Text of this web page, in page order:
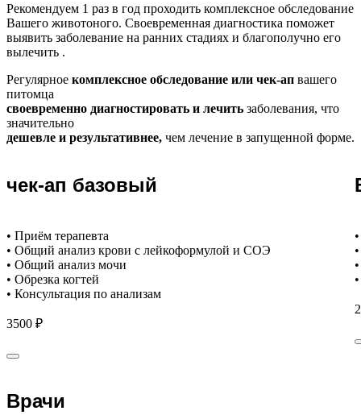
Рекомендуем 1 раз в год проходить комплексное обследование
Вашего животоного. Своевременная диагностика поможет
выявить заболевание на ранних стадиях и благополучно его
вылечить .
Регулярное комплексное обследование или чек-ап вашего
питомца
своевременно диагностировать и лечить заболевания, что
значительно
дешевле и результативнее, чем лечение в запущенной форме.
чек-ап базовый
• Приём терапевта
• Общий анализ крови с лейкоформулой и СОЭ
• Общий анализ мочи
• Обрезка когтей
• Консультация по анализам
3500 ₽
Врачи